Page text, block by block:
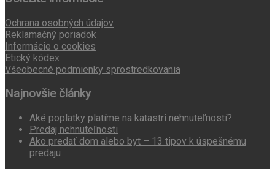
Ochrana osobných údajov
Reklamačný poriadok
Informácie o cookies
Etický kódex
Všeobecné podmienky sprostredkovania
Najnovšie články
Aké poplatky platíme na katastri nehnuteľností?
Predaj nehnuteľnosti
Ako predať dom alebo byt – 13 tipov k úspešnému
predaju